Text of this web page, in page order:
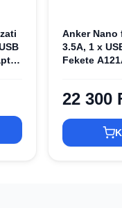
Anker Nano
3.5A, 1 x
Fekete
22 300